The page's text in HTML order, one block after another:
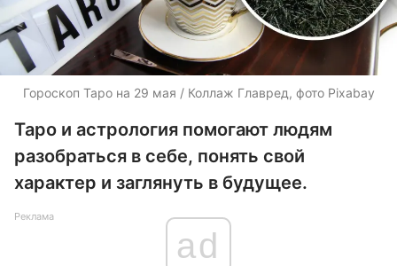
Гороскоп Таро на 29 мая / Коллаж Главред, фото Pixabay
Таро и астрология помогают людям
разобраться в себе, понять свой
характер и заглянуть в будущее.
Реклама
ad